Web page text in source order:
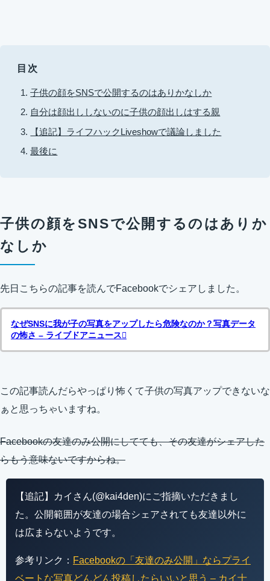
目次
子供の顔をSNSで公開するのはありかなしか
自分は顔出ししないのに子供の顔出しはする親
【追記】ライフハックLiveshowで議論しました
最後に
子供の顔をSNSで公開するのはありか
なしか
先日こちらの記事を読んでFacebookでシェアしました。
なぜSNSに我が子の写真をアップしたら危険なのか？写真データ
の怖さ – ライブドアニュース
この記事読んだらやっぱり怖くて子供の写真アップできないな
ぁと思っちゃいますね。
Facebookの友達のみ公開にしてても、その友達がシェアした
らもう意味ないですからね。
【追記】カイさん(@kai4den)にご指摘いただきまし
た。公開範囲が友達の場合シェアされても友達以外に
は広まらないようです。
参考リンク： Facebookの「友達のみ公開」ならプライ
ベートな写真どんどん投稿したらいいと思う – カイ士